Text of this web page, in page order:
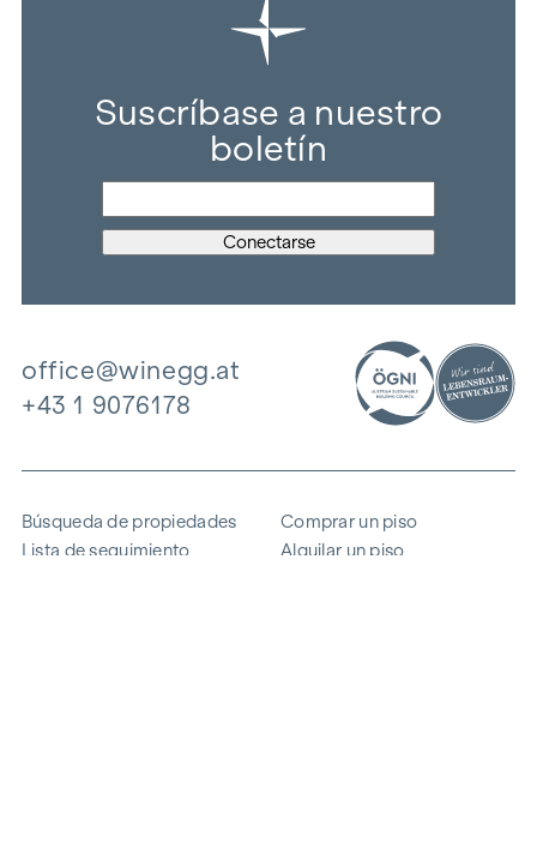
Suscríbase a nuestro
boletín
office@winegg.at
+43 1 9076178
Búsqueda de propiedades
Lista de seguimiento
Comprar un piso
Alquilar un piso